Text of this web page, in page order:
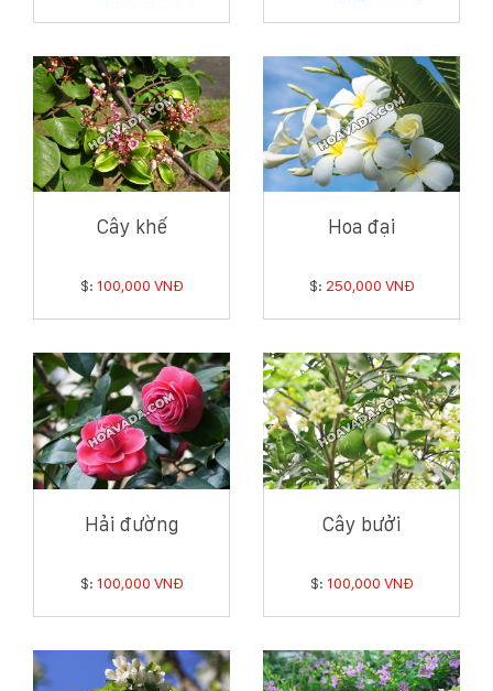
Cây khế
$: 100,000 VNĐ
Hoa đại
$: 250,000 VNĐ
Hải đường
$: 100,000 VNĐ
Cây bưởi
$: 100,000 VNĐ